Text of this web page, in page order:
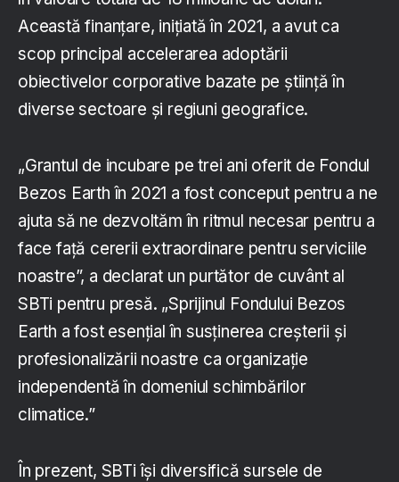
Această finanțare, inițiată în 2021, a avut ca
scop principal accelerarea adoptării
obiectivelor corporative bazate pe știință în
diverse sectoare și regiuni geografice.
„Grantul de incubare pe trei ani oferit de Fondul
Bezos Earth în 2021 a fost conceput pentru a ne
ajuta să ne dezvoltăm în ritmul necesar pentru a
face față cererii extraordinare pentru serviciile
noastre”, a declarat un purtător de cuvânt al
SBTi pentru presă. „Sprijinul Fondului Bezos
Earth a fost esențial în susținerea creșterii și
profesionalizării noastre ca organizație
independentă în domeniul schimbărilor
climatice.”
În prezent, SBTi își diversifică sursele de